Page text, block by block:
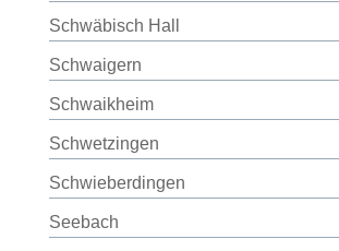
Schwäbisch Hall
Schwaigern
Schwaikheim
Schwetzingen
Schwieberdingen
Seebach